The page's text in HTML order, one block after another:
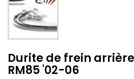
Durite de frein arrière
RM85 '02-06